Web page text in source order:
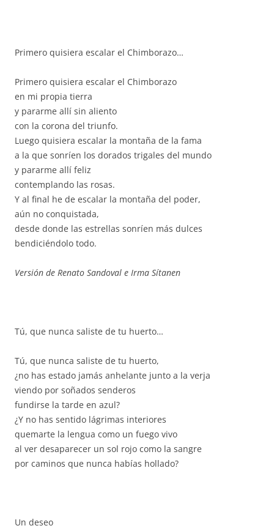
Primero quisiera escalar el Chimborazo…
Primero quisiera escalar el Chimborazo
en mi propia tierra
y pararme allí sin aliento
con la corona del triunfo.
Luego quisiera escalar la montaña de la fama
a la que sonríen los dorados trigales del mundo
y pararme allí feliz
contemplando las rosas.
Y al final he de escalar la montaña del poder,
aún no conquistada,
desde donde las estrellas sonríen más dulces
bendiciéndolo todo.
Versión de Renato Sandoval e Irma Sítanen
Tú, que nunca saliste de tu huerto…
Tú, que nunca saliste de tu huerto,
¿no has estado jamás anhelante junto a la verja
viendo por soñados senderos
fundirse la tarde en azul?
¿Y no has sentido lágrimas interiores
quemarte la lengua como un fuego vivo
al ver desaparecer un sol rojo como la sangre
por caminos que nunca habías hollado?
Un deseo